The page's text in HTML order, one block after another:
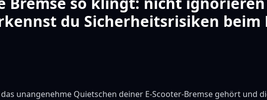
du Sicherheitsrisiken beim
unangenehme Quietschen deiner E-Scooter-Bremse gehört und